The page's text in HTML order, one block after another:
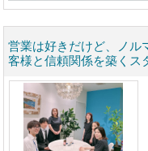
営業は好きだけど、ノル
客様と信頼関係を築くス